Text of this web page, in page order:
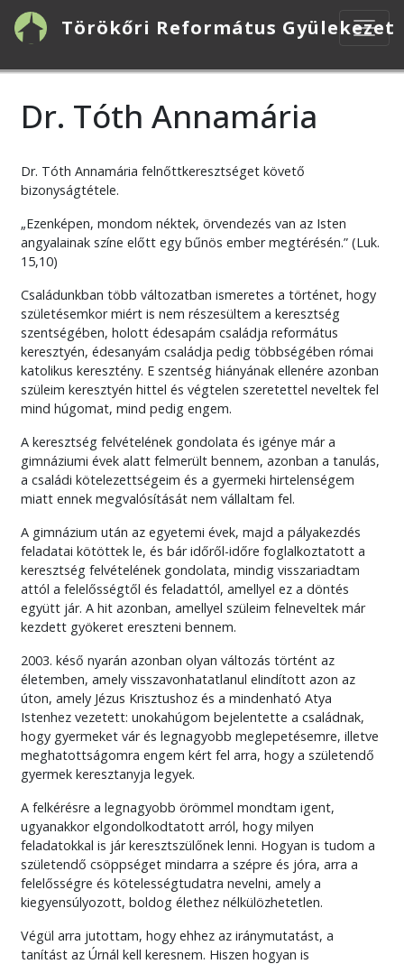
Ugrás
tartalomra
Törökőri Református Gyülekezet
Dr. Tóth Annamária
Dr. Tóth Annamária felnőttkeresztséget követő
bizonyságtétele.
„Ezenképen, mondom néktek, örvendezés van az Isten
angyalainak színe előtt egy bűnös ember megtérésén.” (Luk.
15,10)
Családunkban több változatban ismeretes a történet, hogy
születésemkor miért is nem részesültem a keresztség
szentségében, holott édesapám családja református
keresztyén, édesanyám családja pedig többségében római
katolikus keresztény. E szentség hiányának ellenére azonban
szüleim keresztyén hittel és végtelen szeretettel neveltek fel
mind húgomat, mind pedig engem.
A keresztség felvételének gondolata és igénye már a
gimnáziumi évek alatt felmerült bennem, azonban a tanulás,
a családi kötelezettségeim és a gyermeki hirtelenségem
miatt ennek megvalósítását nem vállaltam fel.
A gimnázium után az egyetemi évek, majd a pályakezdés
feladatai kötöttek le, és bár időről-időre foglalkoztatott a
keresztség felvételének gondolata, mindig visszariadtam
attól a felelősségtől és feladattól, amellyel ez a döntés
együtt jár. A hit azonban, amellyel szüleim felneveltek már
kezdett gyökeret ereszteni bennem.
2003. késő nyarán azonban olyan változás történt az
életemben, amely visszavonhatatlanul elindított azon az
úton, amely Jézus Krisztushoz és a mindenható Atya
Istenhez vezetett: unokahúgom bejelentette a családnak,
hogy gyermeket vár és legnagyobb meglepetésemre, illetve
meghatottságomra engem kért fel arra, hogy a születendő
gyermek keresztanyja legyek.
A felkérésre a legnagyobb örömmel mondtam igent,
ugyanakkor elgondolkodtatott arról, hogy milyen
feladatokkal is jár keresztszülőnek lenni. Hogyan is tudom a
születendő csöppséget mindarra a szépre és jóra, arra a
felelősségre és kötelességtudatra nevelni, amely a
kiegyensúlyozott, boldog élethez nélkülözhetetlen.
Végül arra jutottam, hogy ehhez az iránymutatást, a
tanítást az Úrnál kell keresnem. Hiszen hogyan is